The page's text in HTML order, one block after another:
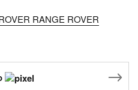
RANGE ROVER